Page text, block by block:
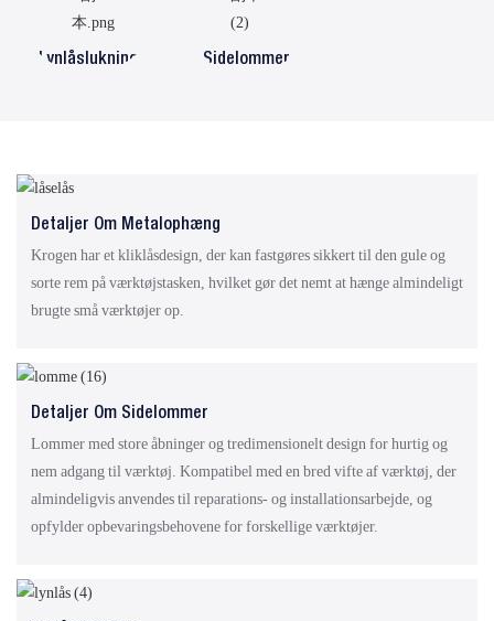
Lynlåslukning Sidelommer
Detaljer Om Metalophæng
Krogen har et kliklåsdesign, der kan fastgøres sikkert til den gule og
sorte rem på værktøjstasken, hvilket gør det nemt at hænge almindeligt
brugte små værktøjer op.
Detaljer Om Sidelommer
Lommer med store åbninger og tredimensionelt design for hurtig og
nem adgang til værktøj. Kompatibel med en bred vifte af værktøj, der
almindeligvis anvendes til reparations- og installationsarbejde, og
opfylder opbevaringsbehovene for forskellige værktøjer.